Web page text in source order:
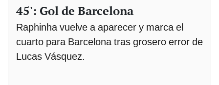
45': Gol de Barcelona
Raphinha vuelve a aparecer y marca el
cuarto para Barcelona tras grosero error de
Lucas Vásquez.